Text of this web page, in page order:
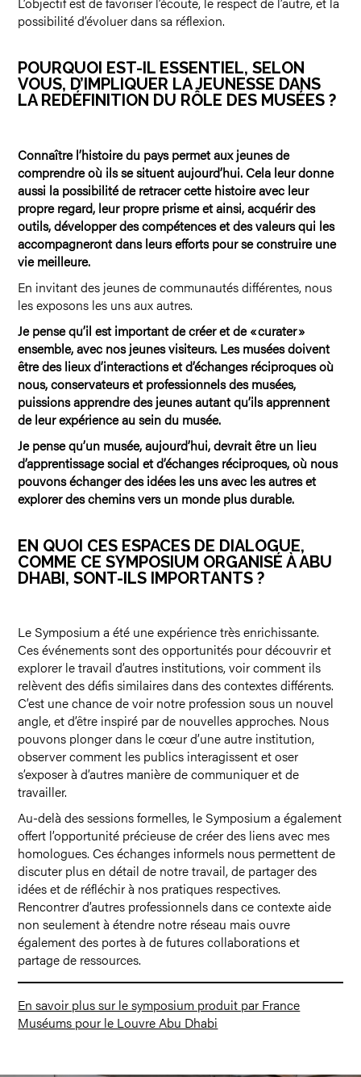
possibilité d’évoluer dans sa réflexion.
POURQUOI EST-IL ESSENTIEL, SELON
VOUS, D’IMPLIQUER LA JEUNESSE DANS
LA REDÉFINITION DU RÔLE DES MUSÉES ?
Connaître l’histoire du pays permet aux jeunes de
comprendre où ils se situent aujourd’hui. Cela leur donne
aussi la possibilité de retracer cette histoire avec leur
propre regard, leur propre prisme et ainsi, acquérir des
outils, développer des compétences et des valeurs qui les
accompagneront dans leurs efforts pour se construire une
vie meilleure.
En invitant des jeunes de communautés différentes, nous
les exposons les uns aux autres.
Je pense qu’il est important de créer et de « curater »
ensemble, avec nos jeunes visiteurs. Les musées doivent
être des lieux d’interactions et d’échanges réciproques où
nous, conservateurs et professionnels des musées,
puissions apprendre des jeunes autant qu’ils apprennent
de leur expérience au sein du musée.
Je pense qu’un musée, aujourd’hui, devrait être un lieu
d’apprentissage social et d’échanges réciproques, où nous
pouvons échanger des idées les uns avec les autres et
explorer des chemins vers un monde plus durable.
EN QUOI CES ESPACES DE DIALOGUE,
COMME CE SYMPOSIUM ORGANISÉ À ABU
DHABI, SONT-ILS IMPORTANTS ?
Le Symposium a été une expérience très enrichissante.
Ces événements sont des opportunités pour découvrir et
explorer le travail d’autres institutions, voir comment ils
relèvent des défis similaires dans des contextes différents.
C’est une chance de voir notre profession sous un nouvel
angle, et d’être inspiré par de nouvelles approches. Nous
pouvons plonger dans le cœur d’une autre institution,
observer comment les publics interagissent et oser
s’exposer à d’autres manière de communiquer et de
travailler.
Au-delà des sessions formelles, le Symposium a également
offert l’opportunité précieuse de créer des liens avec mes
homologues. Ces échanges informels nous permettent de
discuter plus en détail de notre travail, de partager des
idées et de réfléchir à nos pratiques respectives.
Rencontrer d’autres professionnels dans ce contexte aide
non seulement à étendre notre réseau mais ouvre
également des portes à de futures collaborations et
partage de ressources.
En savoir plus sur le symposium produit par France
Muséums pour le Louvre Abu Dhabi